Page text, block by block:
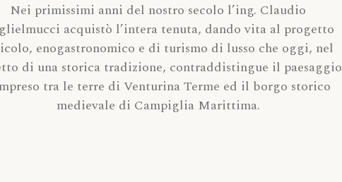
Nei primissimi anni del nostro secolo l’ing. Claudio
acquistò l’intera tenuta, dando vita al progetto
enogastronomico e di turismo di lusso che oggi, nel
di una storica tradizione, contraddistingue il paesaggio
tra le terre di Venturina Terme ed il borgo storico
medievale di Campiglia Marittima.